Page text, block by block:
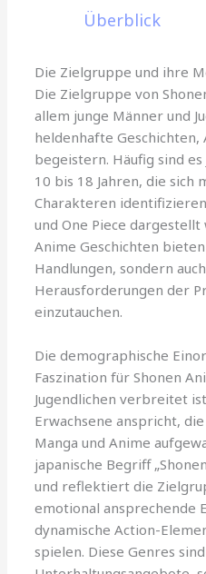
Überblick
Die Zielgruppe und ihre
Die Zielgruppe von
allem junge Männer und
heldenhafte
begeistern. Häufig sind
10 bis 18 Jahren, die sich
Charakteren
und One Piece dargestellt
Anime Geschichten
Handlungen, sondern
Herausforderungen der
einzutauchen.
Die demographische
Faszination für Shonen
Jugendlichen verbreitet
Erwachsene anspricht,
Manga und Anime
japanische Begriff
und reflektiert die
emotional ansprechende
dynamische Action-
spielen. Diese Genres